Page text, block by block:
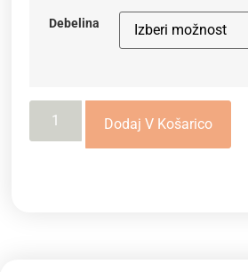
Debelina
Dodaj V Košarico